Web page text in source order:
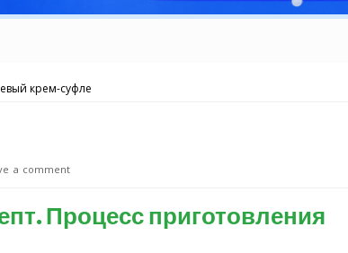
крем-суфле
a comment
Процесс приготовления